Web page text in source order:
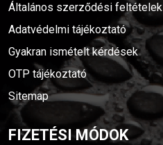
Általános szerződési feltételek
Adatvédelmi tájékoztató
Gyakran ismételt kérdések
OTP tájékoztató
Sitemap
FIZETÉSI MÓDOK